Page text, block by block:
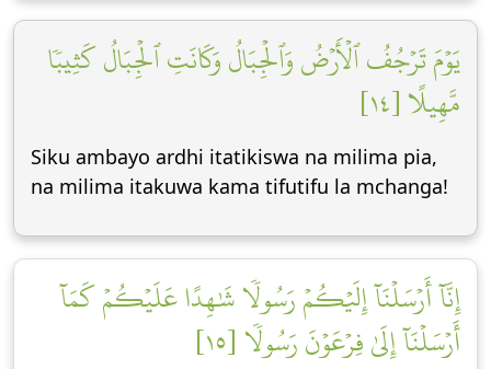
يَوۡمَ تَرۡجُفُ ٱلۡأَرۡضُ وَٱلۡجِبَالُ وَكَانَتِ ٱلۡجِبَالُ كَثِيبٗا
مَّهِيلًا [١٤]
Siku ambayo ardhi itatikiswa na milima pia,
na milima itakuwa kama tifutifu la mchanga!
إِنَّآ أَرۡسَلۡنَآ إِلَيۡكُمۡ رَسُولٗا شَٰهِدًا عَلَيۡكُمۡ كَمَآ
أَرۡسَلۡنَآ إِلَىٰ فِرۡعَوۡنَ رَسُولٗا [١٥]